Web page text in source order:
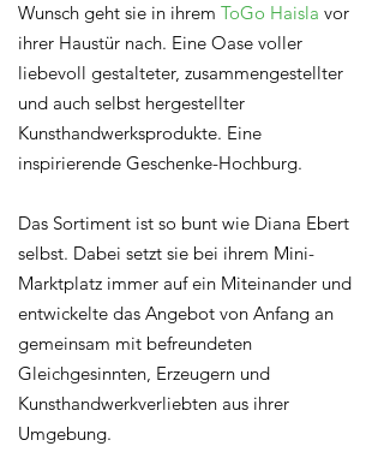
Wunsch geht sie in ihrem ToGo Haisla vor
ihrer Haustür nach. Eine Oase voller
liebevoll gestalteter, zusammengestellter
und auch selbst hergestellter
Kunsthandwerksprodukte. Eine
inspirierende Geschenke-Hochburg.
Das Sortiment ist so bunt wie Diana Ebert
selbst. Dabei setzt sie bei ihrem Mini-
Marktplatz immer auf ein Miteinander und
entwickelte das Angebot von Anfang an
gemeinsam mit befreundeten
Gleichgesinnten, Erzeugern und
Kunsthandwerkverliebten aus ihrer
Umgebung.